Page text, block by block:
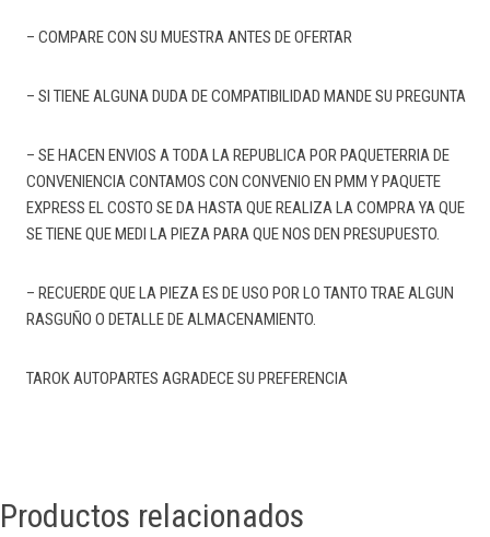
– COMPARE CON SU MUESTRA ANTES DE OFERTAR
– SI TIENE ALGUNA DUDA DE COMPATIBILIDAD MANDE SU PREGUNTA
– SE HACEN ENVIOS A TODA LA REPUBLICA POR PAQUETERRIA DE
CONVENIENCIA CONTAMOS CON CONVENIO EN PMM Y PAQUETE
EXPRESS EL COSTO SE DA HASTA QUE REALIZA LA COMPRA YA QUE
SE TIENE QUE MEDI LA PIEZA PARA QUE NOS DEN PRESUPUESTO.
– RECUERDE QUE LA PIEZA ES DE USO POR LO TANTO TRAE ALGUN
RASGUÑO O DETALLE DE ALMACENAMIENTO.
TAROK AUTOPARTES AGRADECE SU PREFERENCIA
Productos relacionados